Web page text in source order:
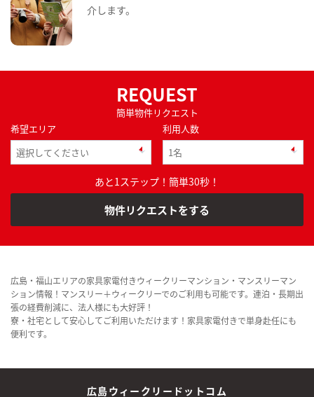
介します。
REQUEST
簡単物件リクエスト
希望エリア
利用人数
あと1ステップ！簡単30秒！
物件リクエストをする
広島・福山エリアの家具家電付きウィークリーマンション・マンスリーマン
ション情報！マンスリー＋ウィークリーでのご利用も可能です。連泊・長期出
張の経費削減に、法人様にも大好評！
寮・社宅として安心してご利用いただけます！家具家電付きで単身赴任にも
便利です。
広島ウィークリードットコム